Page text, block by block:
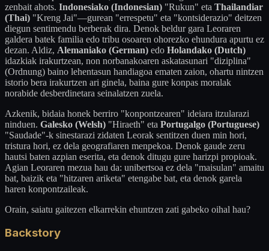
zenbait ahots. Indonesiako (Indonesian) "Rukun" eta Thailandiar
(Thai) "Kreng Jai"—gurean "errespetu" eta "kontsiderazio" deitzen
diegun sentimendu berberak dira. Denok beldur gara Leoraren
galdera batek familia edo tribu osoaren ohorezko ehundura apurtu ez
dezan. Aldiz, Alemaniako (German) edo Holandako (Dutch)
idazkiak irakurtzean, non norbanakoaren askatasunari "diziplina"
(Ordnung) baino lehentasun handiagoa ematen zaion, ohartu nintzen
istorio bera irakurtzen ari ginela, baina gure konpas moralak
norabide desberdinetara seinalatzen zuela.
Azkenik, bidaia honek berriro "konpontzearen" ideiara itzularazi
ninduen. Galesko (Welsh) "Hiraeth" eta Portugalgo (Portuguese)
"Saudade"-k sinestarazi zidaten Leorak sentitzen duen min hori,
tristura hori, ez dela geografiaren menpekoa. Denok gaude zeru
hautsi baten azpian eserita, eta denok ditugu gure harizpi propioak.
Agian Leoraren mezua hau da: unibertsoa ez dela "maisulan" amaitu
bat, baizik eta "hitzaren ariketa" etengabe bat, eta denok garela
haren konpontzaileak.
Orain, saiatu gaitezen elkarrekin ehuntzen zati gabeko oihal hau?
Backstory